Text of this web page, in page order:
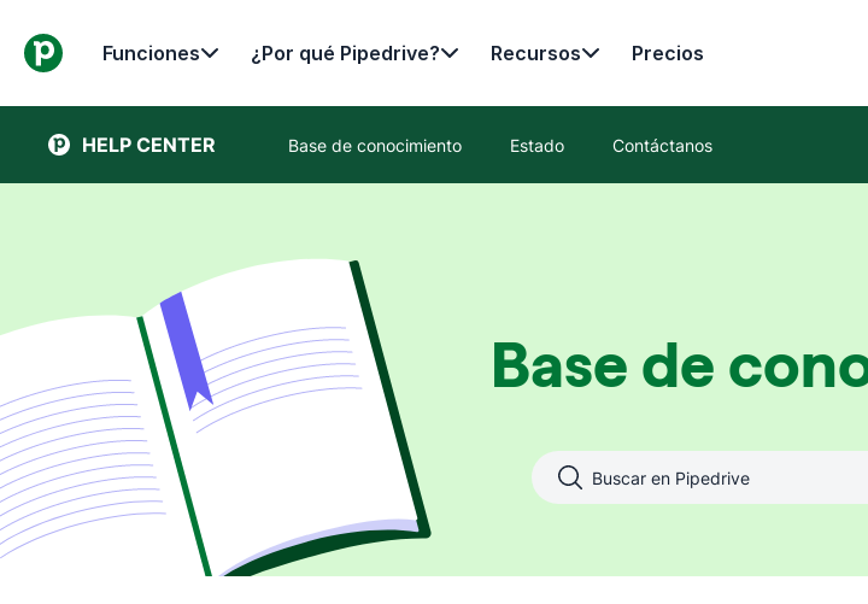
Funciones ¿Por qué Pipedrive? Recursos Precios
HELP CENTER Base de conocimiento Estado Contáctanos
Base de